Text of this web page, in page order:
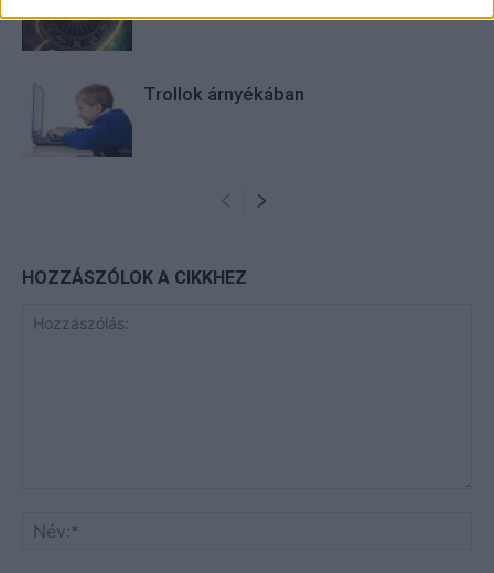
Trollok árnyékában
HOZZÁSZÓLOK A CIKKHEZ